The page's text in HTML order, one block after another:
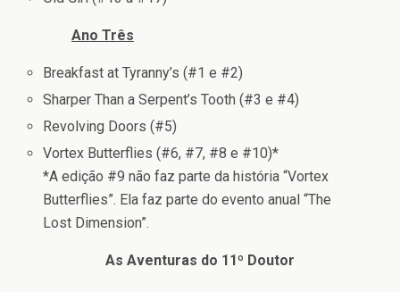
Ano Três
Breakfast at Tyranny’s (#1 e #2)
Sharper Than a Serpent’s Tooth (#3 e #4)
Revolving Doors (#5)
Vortex Butterflies (#6, #7, #8 e #10)*
*A edição #9 não faz parte da história “Vortex
Butterflies”. Ela faz parte do evento anual “The
Lost Dimension”.
As Aventuras do 11º Doutor